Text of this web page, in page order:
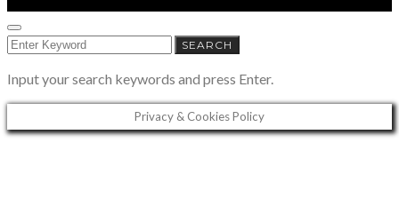
SEARCH
FOR:
SEARCH
Input your search keywords and press Enter.
Privacy & Cookies Policy